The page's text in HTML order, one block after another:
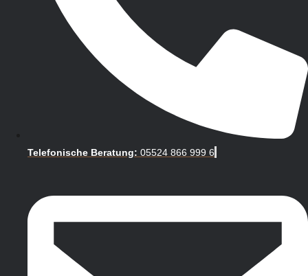
Telefonische Beratung: 05524 866 999 6